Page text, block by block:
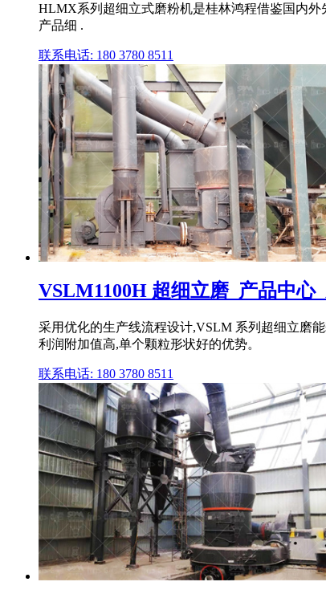
HLMX系列超细立式磨粉机是桂林鸿程借鉴国内
产品细 .
联系电话: 180 3780 8511
VSLM1100H 超细立磨_产品中心
采用优化的生产线流程设计,VSLM 系列超细立磨
利润附加值高,单个颗粒形状好的优势。
联系电话: 180 3780 8511